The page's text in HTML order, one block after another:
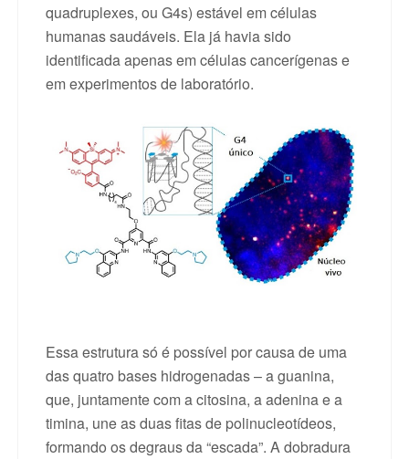
quadruplexes, ou G4s) estável em células
humanas saudáveis. Ela já havia sido
identificada apenas em células cancerígenas e
em experimentos de laboratório.
Essa estrutura só é possível por causa de uma
das quatro bases hidrogenadas – a guanina,
que, juntamente com a citosina, a adenina e a
timina, une as duas fitas de polinucleotídeos,
formando os degraus da “escada”. A dobradura